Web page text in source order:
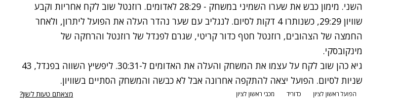
השני. מימון כבש את שערו השמיני במשחק - 28:29 לאדומים. רוזנטל שוב לקח אחריות וקבע
שוויון 29:29, כשנותרו 4 דקות לסיום. לנגליב עם שער נהדר העלה את הפועל ליתרון, ולאחר
החמצה של הצהובים, רוזנטל חטף כדור קריטי, שגרם לפנדל של רוזנטל והרחקה של
מינקובסקי.
גיא כהן שוב לקח על עצמו את המשחק והעלה את האדומים ל-30:31. ליפשיץ השווה בפנדל, 43
שניות לסיום. הפועל יצאה להתקפה אחרונה אבל לא כבשה והמשחק הסתיים בשוויון.
הפועל ראשון לציון כדוריד מכבי ראשון לציון מצאתם טעות לשון?